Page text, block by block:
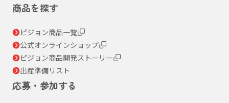
商品を探す
ピジョン商品一覧
公式オンラインショップ
ピジョン商品開発ストーリー
出産準備リスト
応募・参加する